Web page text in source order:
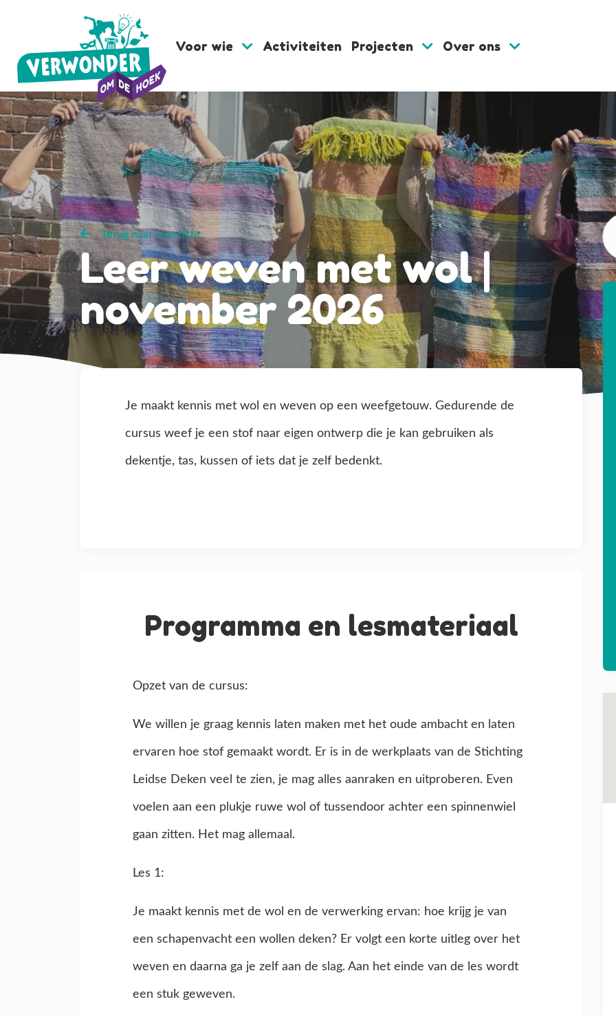
Voor wie Activiteiten Projecten Over ons
Terug naar overzicht
Leer weven met wol |
november 2026
Je maakt kennis met wol en weven op een weefgetouw. Gedurende de
cursus weef je een stof naar eigen ontwerp die je kan gebruiken als
dekentje, tas, kussen of iets dat je zelf bedenkt.
Programma en lesmateriaal
Opzet van de cursus:
We willen je graag kennis laten maken met het oude ambacht en laten
ervaren hoe stof gemaakt wordt. Er is in de werkplaats van de Stichting
Leidse Deken veel te zien, je mag alles aanraken en uitproberen. Even
voelen aan een plukje ruwe wol of tussendoor achter een spinnenwiel
gaan zitten. Het mag allemaal.
Les 1:
Je maakt kennis met de wol en de verwerking ervan: hoe krijg je van
een schapenvacht een wollen deken? Er volgt een korte uitleg over het
weven en daarna ga je zelf aan de slag. Aan het einde van de les wordt
een stuk geweven.